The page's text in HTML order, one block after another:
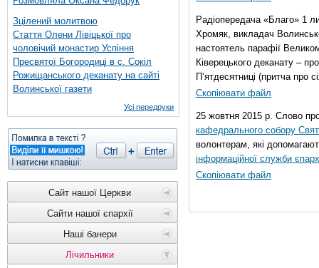
Зцілений молитвою
Стаття Олени Лівіцької про
чоловічий монастир Успіння
Пресвятої Богородиці в с. Сокіл
Рожищанського деканату на сайті
Волинської газети
Усі передруки
Сайт нашої Церкви
Сайти нашої єпархії
Наші банери
Лічильники
Радіопередача «Благо» 1
Хромяк, викладач
настоятель парафії
Ківерецького деканату –
П’ятдесятниці (притча про
Скопіювати файл
25 жовтня 2015 р. Слово
кафедрального собору
волонтерам, які
інформаційної служби
Скопіювати файл